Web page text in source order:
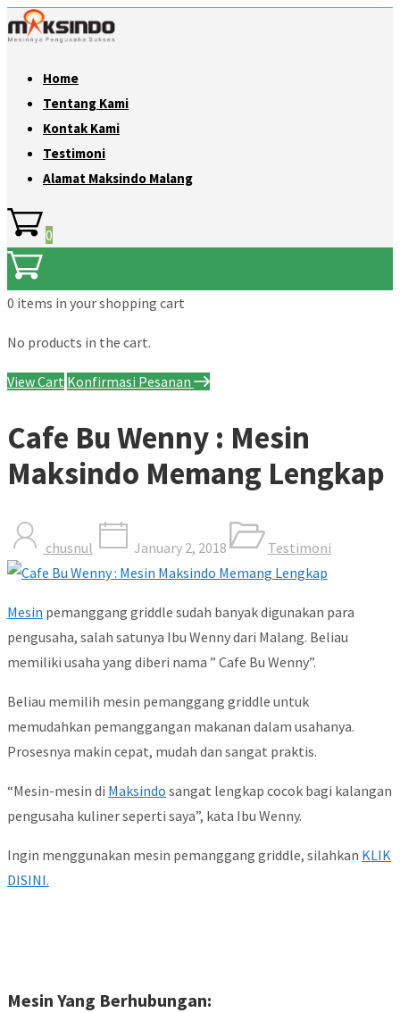
Home
Tentang Kami
Kontak Kami
Testimoni
Alamat Maksindo Malang
0
0 items in your shopping cart
No products in the cart.
View Cart Konfirmasi Pesanan
Cafe Bu Wenny : Mesin
Maksindo Memang Lengkap
chusnul January 2, 2018 Testimoni
Mesin pemanggang griddle sudah banyak digunakan para
pengusaha, salah satunya Ibu Wenny dari Malang. Beliau
memiliki usaha yang diberi nama ” Cafe Bu Wenny”.
Beliau memilih mesin pemanggang griddle untuk
memudahkan pemanggangan makanan dalam usahanya.
Prosesnya makin cepat, mudah dan sangat praktis.
“Mesin-mesin di Maksindo sangat lengkap cocok bagi kalangan
pengusaha kuliner seperti saya”, kata Ibu Wenny.
Ingin menggunakan mesin pemanggang griddle, silahkan KLIK
DISINI.
Mesin Yang Berhubungan: